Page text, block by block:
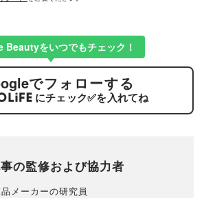
Beautyをいつでもチェック！
でフォローする
にチェック✅を入れてね
の監修および協力者
メーカーの研究員